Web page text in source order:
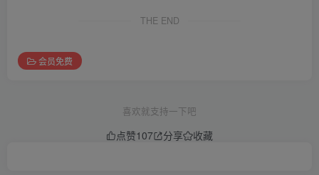
THE END
会员免费
喜欢就支持一下吧
点赞107 分享 收藏